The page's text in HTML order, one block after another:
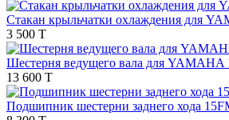
Стакан крыльчатки охлаждения для
3 500 T
Шестерня ведущего вала для YAMAHA
13 600 T
Подшипник шестерни заднего хода